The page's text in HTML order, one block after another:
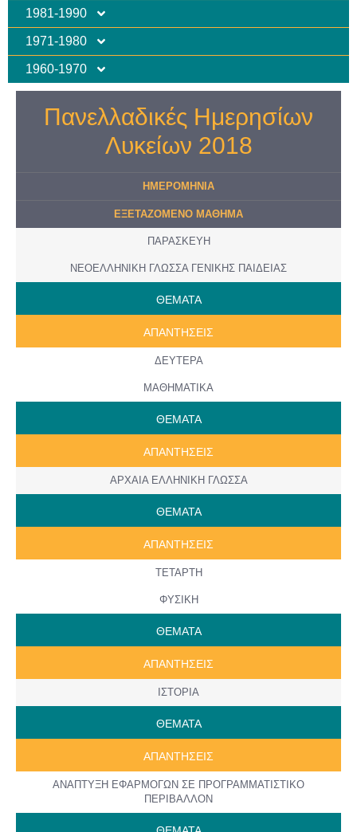
1981-1990
1971-1980
1960-1970
Πανελλαδικές Ημερησίων
Λυκείων 2018
ΗΜΕΡΟMHNIA
ΕΞΕΤΑΖΟΜΕΝΟ ΜΑΘΗΜΑ
ΠΑΡΑΣΚΕΥΗ
ΝΕOΕΛΛΗΝΙΚΗ ΓΛΩΣΣΑ ΓΕΝΙΚΗΣ ΠΑΙΔΕΙΑΣ
ΘΕΜΑΤΑ
ΑΠΑΝΤΗΣΕΙΣ
ΔΕΥΤΕΡΑ
ΜΑΘΗΜΑΤΙΚΑ
ΘΕΜΑΤΑ
ΑΠΑΝΤΗΣΕΙΣ
ΑΡΧΑΙΑ ΕΛΛΗΝΙΚΗ ΓΛΩΣΣΑ
ΘΕΜΑΤΑ
ΑΠΑΝΤΗΣΕΙΣ
ΤΕΤΑΡΤΗ
ΦΥΣΙΚΗ
ΘΕΜΑΤΑ
ΑΠΑΝΤΗΣΕΙΣ
ΙΣΤΟΡΙΑ
ΘΕΜΑΤΑ
ΑΠΑΝΤΗΣΕΙΣ
ΑΝΑΠΤΥΞΗ ΕΦΑΡΜΟΓΩΝ ΣΕ ΠΡΟΓΡΑΜΜΑΤΙΣΤΙΚΟ
ΠΕΡΙΒΑΛΛΟΝ